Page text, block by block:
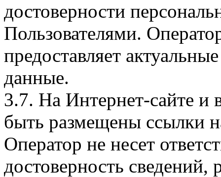
достоверности
Пользователями.
предоставляет
данные.
3.7. На Интернет-сайте
быть размещены ссылки
Оператор не несет
достоверность